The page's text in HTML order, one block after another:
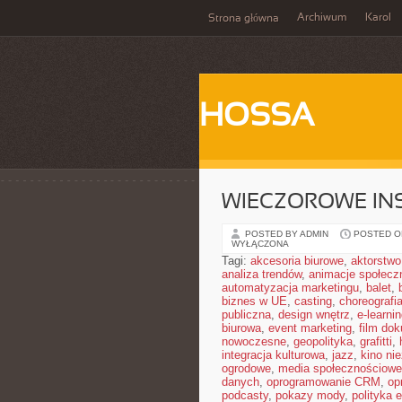
Strona główna Archiwum Karol
HOSSA
WIECZOROWE
POSTED BY ADMIN POSTED
WYŁĄCZONA
Tagi: akcesoria biurowe, aktorstwo
analiza trendów, animacje
automatyzacja marketingu, balet,
biznes w UE, casting, choreografia
publiczna, design wnętrz, e-
biurowa, event marketing, film
nowoczesne, geopolityka, grafitti,
integracja kulturowa, jazz, kino
ogrodowe, media
danych, oprogramowanie CRM ,
podcasty, pokazy mody, polityka